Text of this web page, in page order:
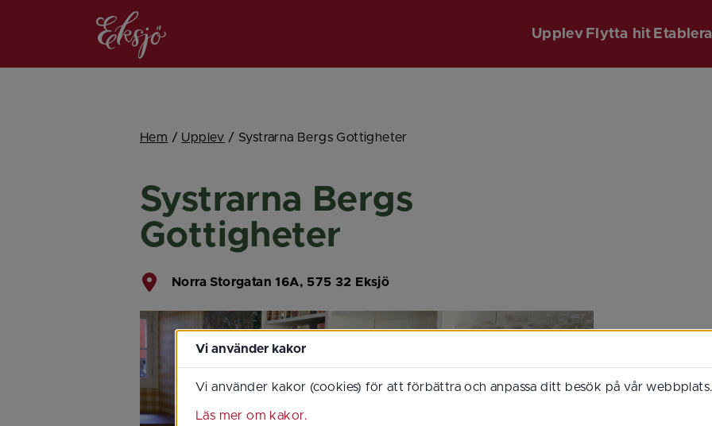
Upplev Flytta hit Etablera
Hem / Upplev / Systrarna Bergs Gottigheter
Systrarna Bergs
Gottigheter
Norra Storgatan 16A, 575 32 Eksjö
Vi använder kakor
Vi använder kakor (cookies) för att förbättra och anpassa ditt besök på vår
Läs mer om kakor.